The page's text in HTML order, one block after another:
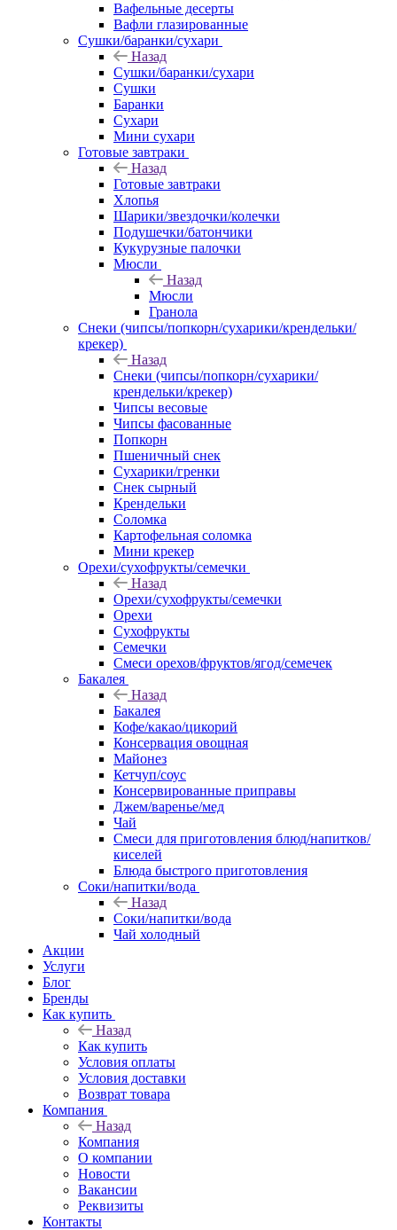
Вафельные десерты
Вафли глазированные
Сушки/баранки/сухари
Назад
Сушки/баранки/сухари
Сушки
Баранки
Сухари
Мини сухари
Готовые завтраки
Назад
Готовые завтраки
Хлопья
Шарики/звездочки/колечки
Подушечки/батончики
Кукурузные палочки
Мюсли
Назад
Мюсли
Гранола
Снеки (чипсы/попкорн/сухарики/крендельки/
крекер)
Назад
Снеки (чипсы/попкорн/сухарики/
крендельки/крекер)
Чипсы весовые
Чипсы фасованные
Попкорн
Пшеничный снек
Сухарики/гренки
Снек сырный
Крендельки
Соломка
Картофельная соломка
Мини крекер
Орехи/сухофрукты/семечки
Назад
Орехи/сухофрукты/семечки
Орехи
Сухофрукты
Семечки
Смеси орехов/фруктов/ягод/семечек
Бакалея
Назад
Бакалея
Кофе/какао/цикорий
Консервация овощная
Майонез
Кетчуп/соус
Консервированные приправы
Джем/варенье/мед
Чай
Смеси для приготовления блюд/напитков/
киселей
Блюда быстрого приготовления
Соки/напитки/вода
Назад
Соки/напитки/вода
Чай холодный
Акции
Услуги
Блог
Бренды
Как купить
Назад
Как купить
Условия оплаты
Условия доставки
Возврат товара
Компания
Назад
Компания
О компании
Новости
Вакансии
Реквизиты
Контакты